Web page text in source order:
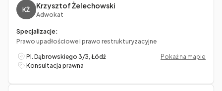
KŻ Krzysztof Żelechowski
Adwokat
Specjalizacje:
Prawo upadłościowe i prawo restrukturyzacyjne
Pl. Dąbrowskiego 3/3, Łódź
Pokaż na mapie
Konsultacja prawna